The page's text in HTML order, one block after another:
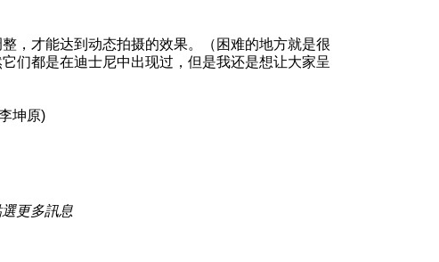
，才能达到动态拍摄的效果。（困难的地方就是很
们都是在迪士尼中出现过，但是我还是想让大家呈
坤原)
更多訊息